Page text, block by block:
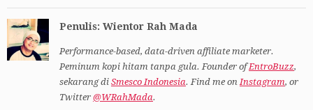
Penulis: Wientor Rah Mada
Performance-based, data-driven affiliate marketer.
Peminum kopi hitam tanpa gula. Founder ofEntroBuzz,
sekarang di Smesco Indonesia. Find me onInstagram, or
Twitter @WRahMada.